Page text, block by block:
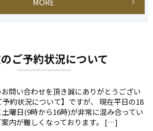
ご予約状況について
問い合わせを頂き誠にありがとうござい
予約状況について】ですが、 現在平日の18
曜日(9時から16時)が非常に混み合ってい
内が難しくなっております。 […]